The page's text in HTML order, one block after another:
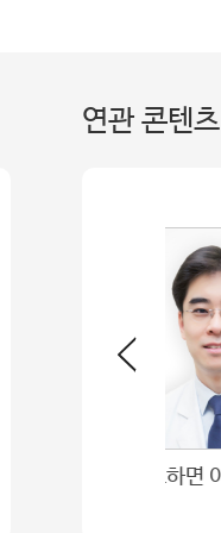
연관 콘텐츠